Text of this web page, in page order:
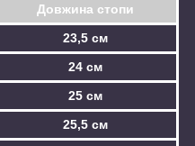
Довжина стопи
23,5 см
24 см
25 см
25,5 см